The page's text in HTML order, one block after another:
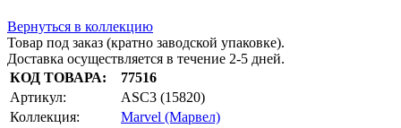
Вернуться в коллекцию
Товар под заказ (кратно заводской упаковке).
Доставка осуществляется в течение 2-5 дней.
КОД ТОВАРА:
77516
Артикул:
ASC3 (15820)
Коллекция:
Marvel (Марвел)